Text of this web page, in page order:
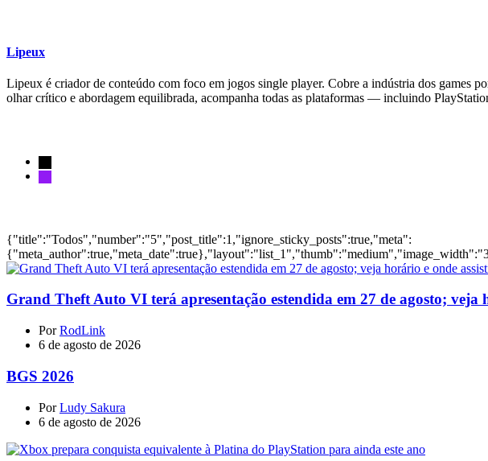
Lipeux
Lipeux é criador de conteúdo com foco em jogos single player. Cobre a indústria dos games
olhar crítico e abordagem equilibrada, acompanha todas as plataformas — incluindo
{"title":"Todos","number":"5","post_title":1,"ignore_sticky_posts":true,"meta":
Grand Theft Auto VI terá apresentação estendida em 27 de agosto; veja
PorRodLink
6 de agosto de 2026
BGS 2026
PorLudy Sakura
6 de agosto de 2026